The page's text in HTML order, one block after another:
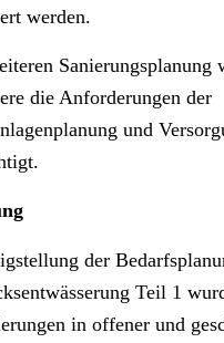
werden.
Sanierungsplanung
die Anforderungen der
und
der
Teil 1
in offener und